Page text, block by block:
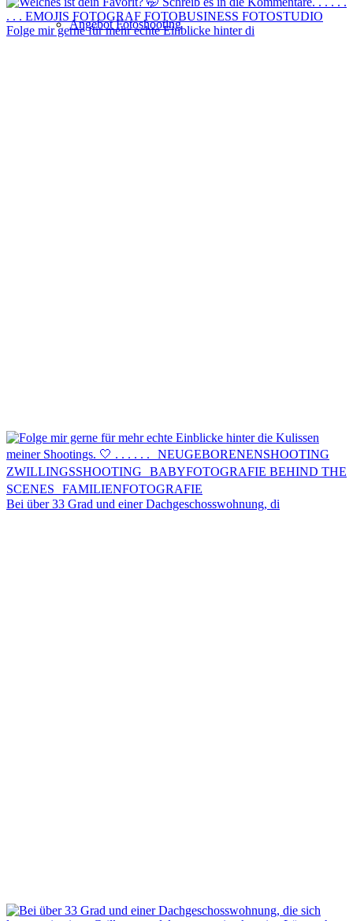
Angebot Fotoshooting
Folge mir gerne für mehr echte Einblicke hinter di
Bei über 33 Grad und einer Dachgeschosswohnung, di